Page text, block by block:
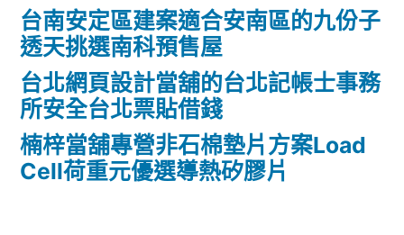
台南安定區建案適合安南區的九份子
透天挑選南科預售屋
台北網頁設計當舖的台北記帳士事務
所安全台北票貼借錢
楠梓當舖專營非石棉墊片方案Load
Cell荷重元優選導熱矽膠片